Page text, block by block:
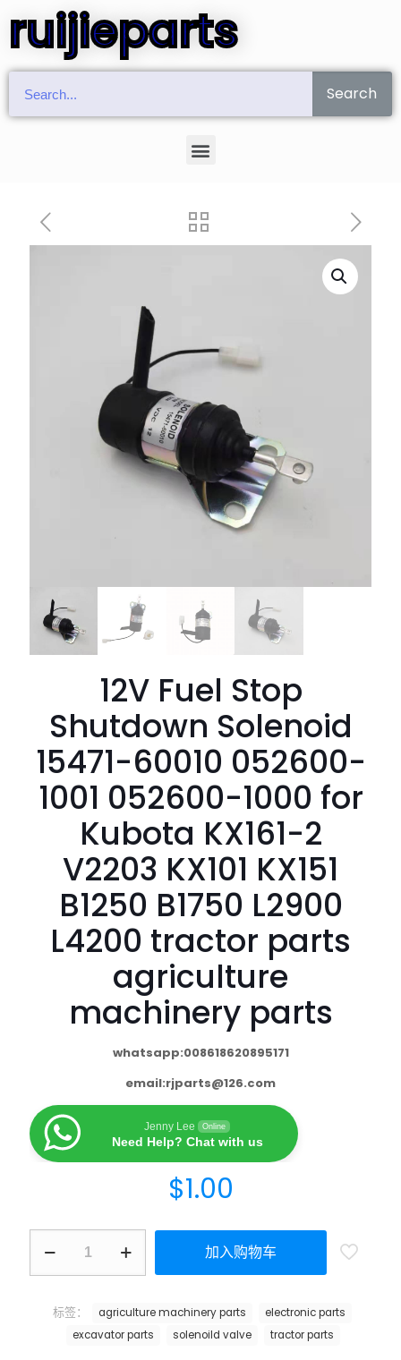
ruijieparts
Search
12V Fuel Stop
Shutdown Solenoid
15471-60010 052600-
1001 052600-1000 for
Kubota KX161-2
V2203 KX101 KX151
B1250 B1750 L2900
L4200 tractor parts
agriculture
machinery parts
whatsapp:008618620895171
email:rjparts@126.com
Jenny Lee Online
Need Help? Chat with us
$1.00
加入购物车
标签： agriculture machinery parts
electronic parts
excavator parts
solenoild valve tractor parts